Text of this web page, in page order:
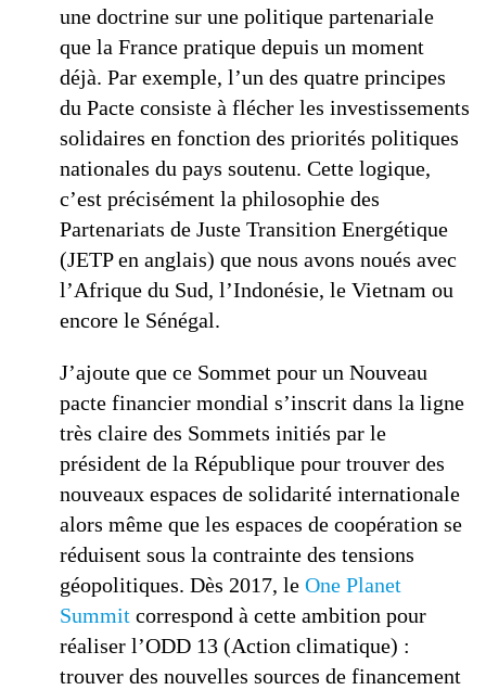
une doctrine sur une politique partenariale
que la France pratique depuis un moment
déjà. Par exemple, l’un des quatre principes
du Pacte consiste à flécher les investissements
solidaires en fonction des priorités politiques
nationales du pays soutenu. Cette logique,
c’est précisément la philosophie des
Partenariats de Juste Transition Energétique
(JETP en anglais) que nous avons noués avec
l’Afrique du Sud, l’Indonésie, le Vietnam ou
encore le Sénégal.
J’ajoute que ce Sommet pour un Nouveau
pacte financier mondial s’inscrit dans la ligne
très claire des Sommets initiés par le
président de la République pour trouver des
nouveaux espaces de solidarité internationale
alors même que les espaces de coopération se
réduisent sous la contrainte des tensions
géopolitiques. Dès 2017, le One Planet
Summit correspond à cette ambition pour
réaliser l’ODD 13 (Action climatique) :
trouver des nouvelles sources de financement